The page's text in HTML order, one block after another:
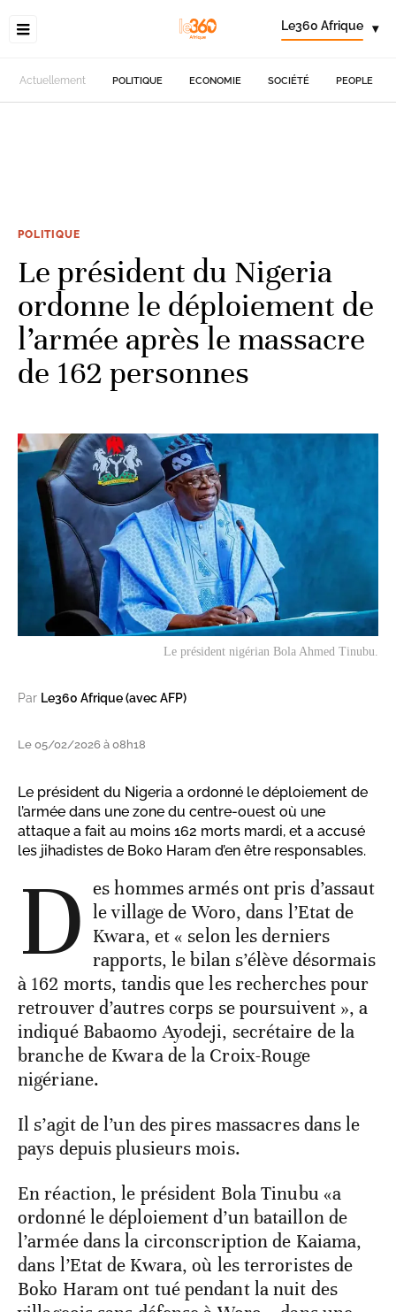
Le360 Afrique ▾
Actuellement POLITIQUE ECONOMIE SOCIÉTÉ PEOPLE
POLITIQUE
Le président du Nigeria
ordonne le déploiement de
l’armée après le massacre
de 162 personnes
Le président nigérian Bola Ahmed Tinubu.
Par Le360 Afrique (avec AFP)
Le 05/02/2026 à 08h18
Le président du Nigeria a ordonné le déploiement de
l’armée dans une zone du centre-ouest où une
attaque a fait au moins 162 morts mardi, et a accusé
les jihadistes de Boko Haram d’en être responsables.
D es hommes armés ont pris d’assaut
le village de Woro, dans l’Etat de
Kwara, et « selon les derniers
rapports, le bilan s’élève désormais
à 162 morts, tandis que les recherches pour
retrouver d’autres corps se poursuivent », a
indiqué Babaomo Ayodeji, secrétaire de la
branche de Kwara de la Croix-Rouge
nigériane.
Il s’agit de l’un des pires massacres dans le
pays depuis plusieurs mois.
En réaction, le président Bola Tinubu «a
ordonné le déploiement d’un bataillon de
l’armée dans la circonscription de Kaiama,
dans l’Etat de Kwara, où les terroristes de
Boko Haram ont tué pendant la nuit des